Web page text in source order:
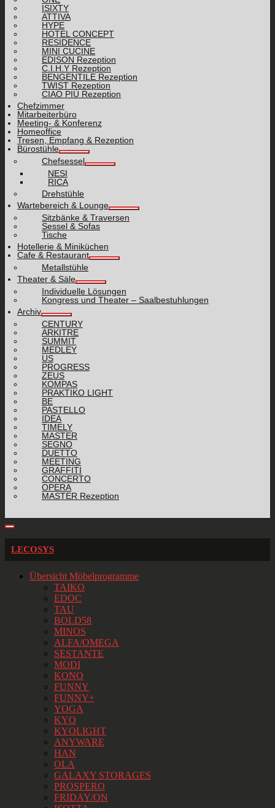
ISIXTY
ATTIVA
HYPE
HOTEL CONCEPT
RESIDENCE
MINI CUCINE
EDISON Rezeption
C.I.H.Y Rezeption
BENGENTILE Rezeption
TWIST Rezeption
CIAO PIÙ Rezeption
Chefzimmer
Mitarbeiterbüro
Meeting- & Konferenz
Homeoffice
Tresen, Empfang & Rezeption
Bürostühle
Chefsessel
NESI
RICA
Drehstühle
Wartebereich & Lounge
Sitzbänke & Traversen
Sessel & Sofas
Tische
Hotellerie & Miniküchen
Cafe & Restaurant
Metallstühle
Theater & Säle
Individuelle Lösungen
Kongress und Theater – Saalbestuhlungen
Archiv
CENTURY
ARKITRE
SUMMIT
MEDLEY
US
PROGRESS
ZEUS
KOMPAS
PRAKTIKO LIGHT
BE
PASTELLO
IDEA
TIMELY
MASTER
SEGNO
DUETTO
MEETING
GRAFFITI
CONCERTO
OPERA
MASTER Rezeption
LECOSYS
Übersicht Möbelprogramme
TAIKO
EDOC
TAU
BOLD58
MINOS
ALFA/OMEGA
SESTANTE
MODI
KONO
FUNNY
FUNNY+
YOGA
KYO
KYOLIGHT
ANYWARE
HAN
OLA
GALAXY STORAGES
PROSPERO
FRIDAY/ON